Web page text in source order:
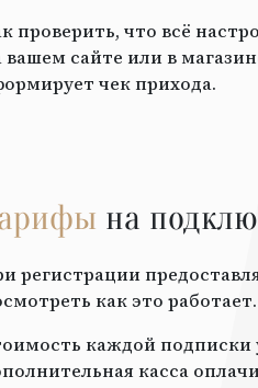
проверить, что всё
вашем сайте или в
чек прихода.
на
регистрации
как это работает.
каждой подписки
касса